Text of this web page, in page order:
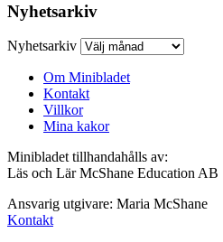
Nyhetsarkiv
Nyhetsarkiv
Om Minibladet
Kontakt
Villkor
Mina kakor
Minibladet tillhandahålls av:
Läs och Lär McShane Education AB
Ansvarig utgivare: Maria McShane
Kontakt